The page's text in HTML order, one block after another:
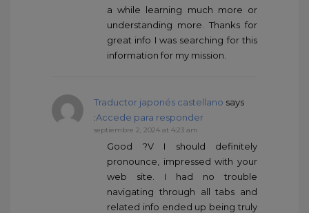
a while learning much more or
understanding more. Thanks for
great info I was searching for this
information for my mission.
Traductor japonés castellano says
:Accede para responder
septiembre 2, 2024 at 4:23 am
Good ?V I should definitely
pronounce, impressed with your
web site. I had no trouble
navigating through all tabs and
related info ended up being truly